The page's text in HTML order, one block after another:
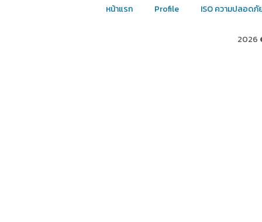
หน้าแรก Profile ISO ความปลอดภั
2026